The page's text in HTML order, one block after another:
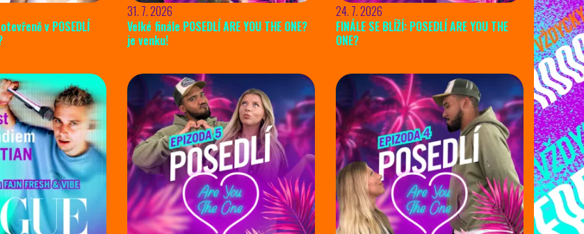
v POSEDLÍ
31. 7. 2026
Velké finále POSEDLÍ ARE YOU THE ONE?
je venku!
24. 7. 2026
FINÁLE SE BLÍŽÍ: POSEDLÍ ARE YOU THE
ONE?